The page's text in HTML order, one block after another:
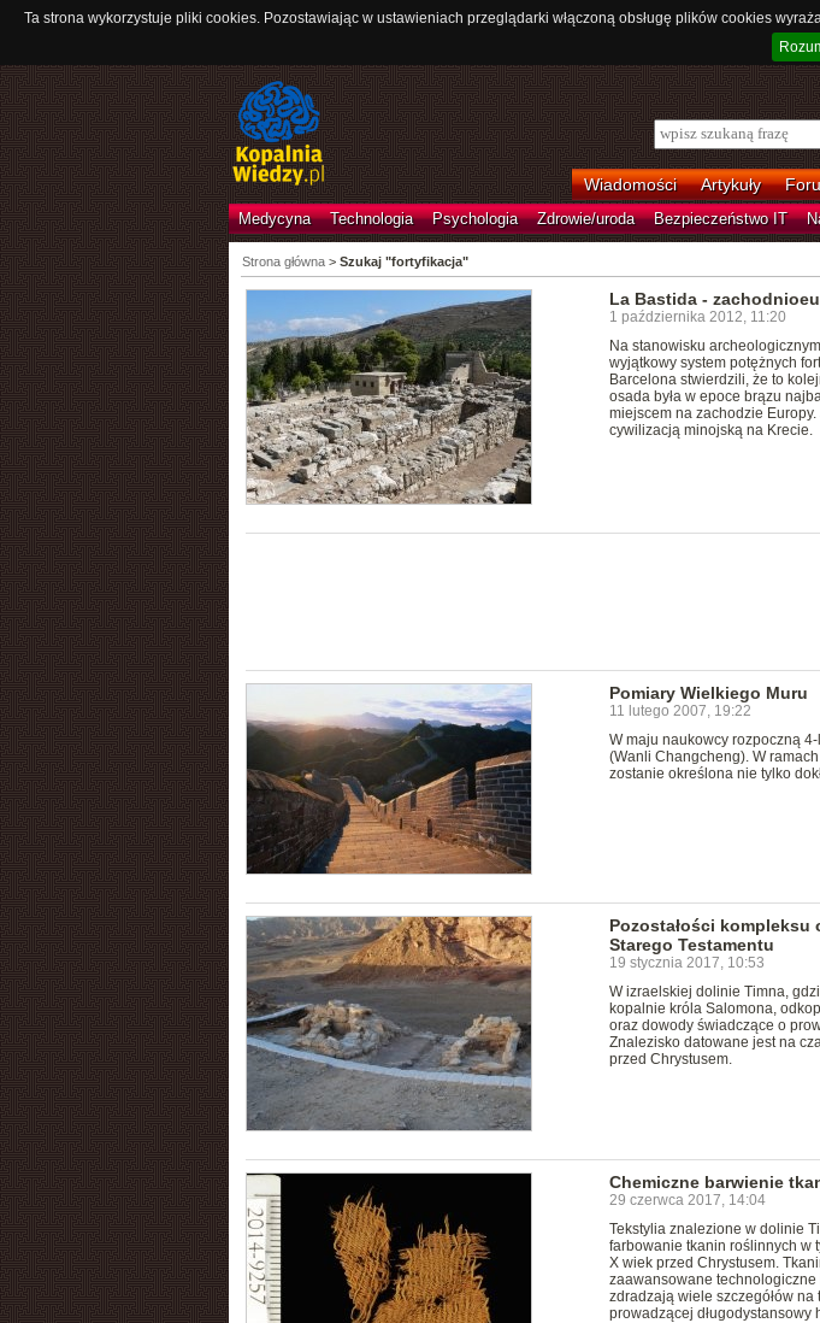
Ta strona wykorzystuje pliki cookies. Pozostawiając w ustawieniach przeglądarki włączoną obsługę plików cookies
Wiadomości Artykuły
Medycyna Technologia Psychologia Zdrowie/uroda Bezpieczeństwo IT
Strona główna> Szukaj "fortyfikacja"
La Bastida -
1 października 2012, 11:20
Na stanowisku
wyjątkowy system potężnych
Barcelona stwierdzili, że to
osada była w epoce brązu
miejscem na zachodzie
cywilizacją minojską na Krecie.
Pomiary Wielkiego Muru
11 lutego 2007, 19:22
W maju naukowcy rozpoczną
(Wanli Changcheng). W
zostanie określona nie tylko
Pozostałości
Starego Testamentu
19 stycznia 2017, 10:53
W izraelskiej dolinie Timna,
kopalnie króla Salomona,
oraz dowody świadczące o
Znalezisko datowane jest na
przed Chrystusem.
Chemiczne barwienie
29 czerwca 2017, 14:04
Tekstylia znalezione w dolinie
farbowanie tkanin roślinnych w
X wiek przed Chrystusem.
zaawansowane technologiczne
zdradzają wiele szczegółów
prowadzącej długodystansowy